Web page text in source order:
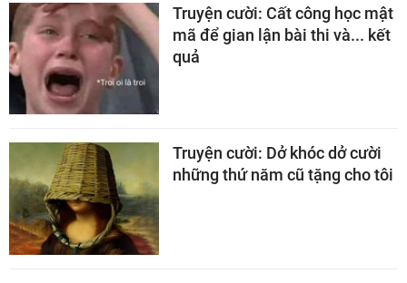
Truyện cười: Cất công học mật
mã để gian lận bài thi và... kết
quả
Truyện cười: Dở khóc dở cười
những thứ năm cũ tặng cho tôi